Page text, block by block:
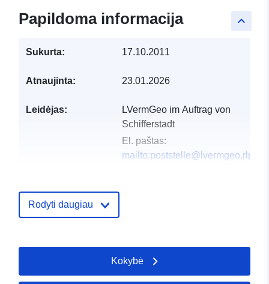
keyboard_arrow_up
Papildoma informacija
Sukurta: 17.10.2011
Atnaujinta: 23.01.2026
Leidėjas:
LVermGeo im Auftrag von
Schifferstadt
El. paštas:
mailto:poststelle@lvermgeo.rlp.de
duomenys:
Koordinatės:
49.4029 ], [ 8.41985,
Rodyti daugiau
Kokybė